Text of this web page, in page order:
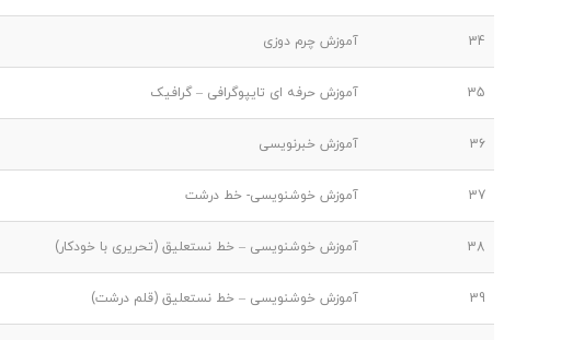
34 آموزش چرم دوزی
35 آموزش حرفه ای تایپوگرافی – گرافیک
36 آموزش خبرنویسی
37 آموزش خوشنویسی- خط درشت
38 آموزش خوشنویسی – خط نستعلیق (تحریری با خودکار)
39 آموزش خوشنویسی – خط نستعلیق (قلم درشت)